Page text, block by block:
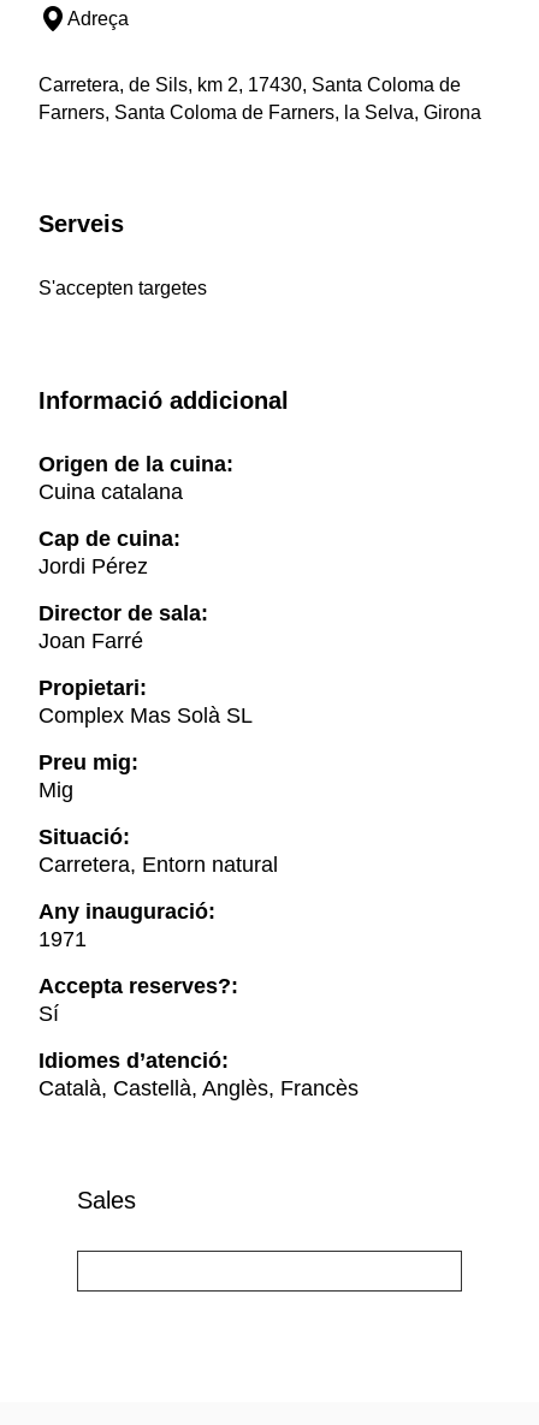
Adreça
Carretera, de Sils, km 2, 17430, Santa Coloma de
Farners, Santa Coloma de Farners, la Selva, Girona
Serveis
S'accepten targetes
Informació addicional
Origen de la cuina:
Cuina catalana
Cap de cuina:
Jordi Pérez
Director de sala:
Joan Farré
Propietari:
Complex Mas Solà SL
Preu mig:
Mig
Situació:
Carretera, Entorn natural
Any inauguració:
1971
Accepta reserves?:
Sí
Idiomes d’atenció:
Català, Castellà, Anglès, Francès
Sales